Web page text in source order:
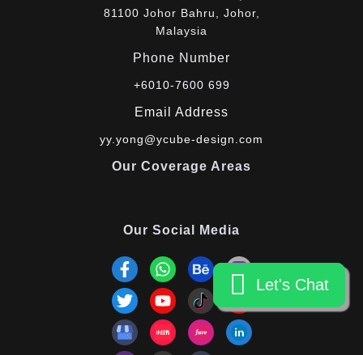
81100 Johor Bahru, Johor,
Malaysia
Phone Number
+6010-7600 699
Email Address
yy.yong@ycube-design.com
Our Coverage Areas
Our Social Media
Let's Chat
Let's Chat